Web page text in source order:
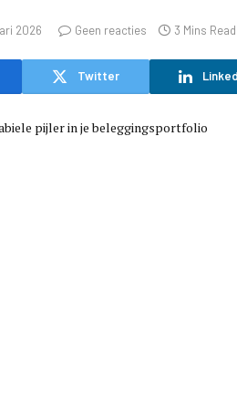
2026 Geen reacties 3 Mins Read
Twitter